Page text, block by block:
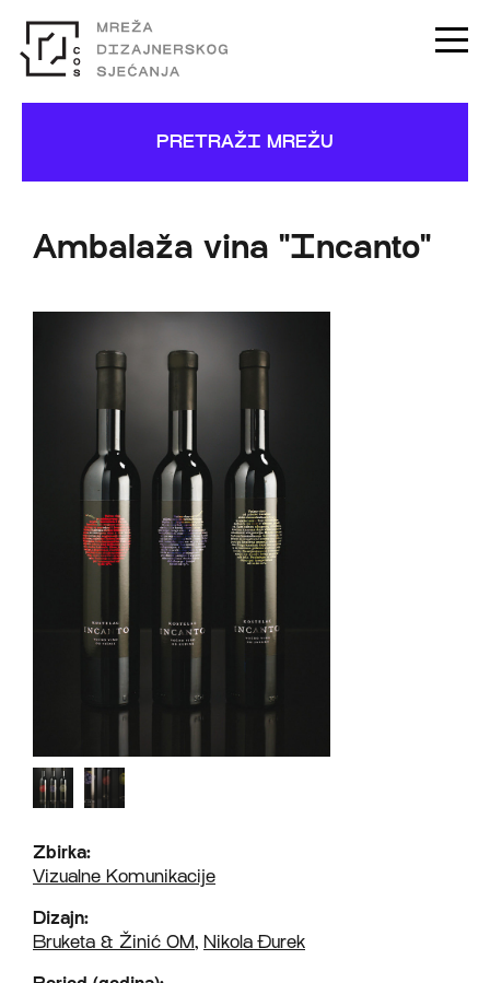
PRETRAŽI MREŽU
Ambalaža vina "Incanto"
Zbirka:
Vizualne Komunikacije
Dizajn:
Bruketa & Žinić OM, Nikola Đurek